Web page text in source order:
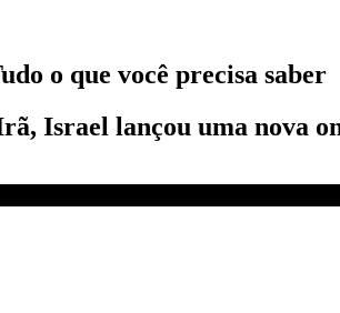
o que você precisa saber
Israel lançou uma nova